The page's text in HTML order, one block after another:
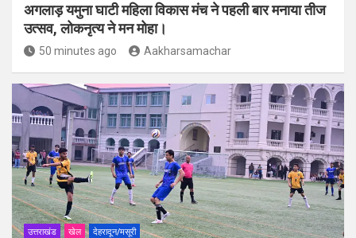
अगलाड़ यमुना घाटी महिला विकास मंच ने पहली बार मनाया तीज
उत्सव, लोकनृत्य ने मन मोहा।
50 minutes ago Aakharsamachar
उत्तराखंड खेल देहरादून/मसूरी